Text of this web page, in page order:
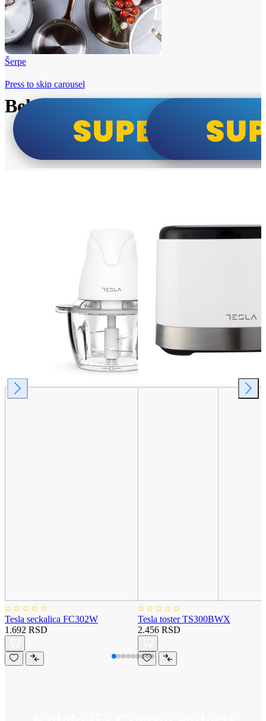
Šerpe
Beko i Tesla super cene
Press to skip carousel
Tesla seckalica FC302W
1.692 RSD
Tesla toster TS300BWX
2.456 RSD